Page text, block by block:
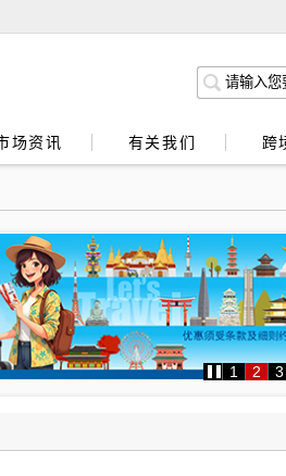
场资讯 有关我们 跨
1 2 3